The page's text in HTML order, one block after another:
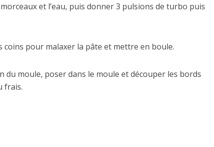
et l’eau, puis donner 3 pulsions de turbo puis
pour malaxer la pâte et mettre en boule.
moule, poser dans le moule et découper les bords
frais.